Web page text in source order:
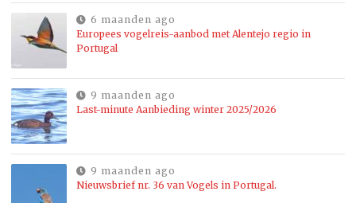
6 maanden ago
Europees vogelreis-aanbod met Alentejo regio in
Portugal
9 maanden ago
Last-minute Aanbieding winter 2025/2026
9 maanden ago
Nieuwsbrief nr. 36 van Vogels in Portugal.